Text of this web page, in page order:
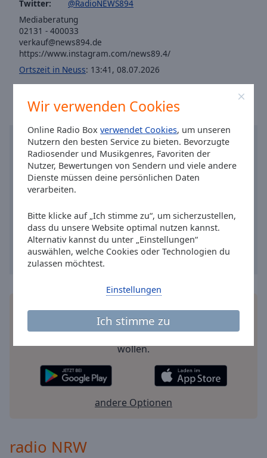
Wir verwenden Cookies
Online Radio Boxverwendet Cookies, um unseren
Nutzern den besten Service zu bieten. Bevorzugte
Radiosender und Musikgenres, Favoriten der
Nutzer, Bewertungen von Sendern und viele andere
Dienste müssen deine persönlichen Daten
verarbeiten.
Bitte klicke auf „Ich stimme zu“, um sicherzustellen,
dass du unsere Website optimal nutzen kannst.
Alternativ kannst du unter „Einstellungen“
auswählen, welche Cookies oder Technologien du
zulassen möchtest.
Ich stimme zu
Einstellungen
Done
Close
Dialog
dialog
window.
Twitter:
@RadioNEWS894
Mediaberatung
02131 - 400033
verkauf@news894.de
https://www.instagram.com/news89.4/
Ortszeit in Neuss: 13:41 , 08.07.2026
Installieren Sie gratisGratisappauf Ihrem
Smartphone die Online Radio Box-App und hören
Sie Ihr Lieblingsradio online an, wo Sie immer
wollen.
andere Optionen
radio NRW